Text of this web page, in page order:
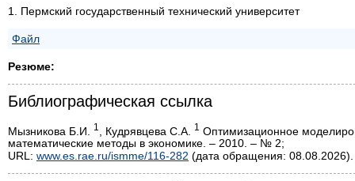
1. Пермский государственный технический университет
Файл
Резюме:
Библиографическая ссылка
Мызникова Б.И. 1 , Кудрявцева С.А. 1 Оптимизационное
математические методы в экономике. – 2010. – № 2;
URL: www.es.rae.ru/ismme/116-282 (дата обращения: 08.08.2026).